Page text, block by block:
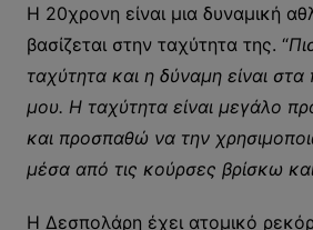
Η 20χρονη είναι μια δυναμική
βασίζεται στην ταχύτητα της. “
ταχύτητα και η δύναμη είναι
μου. Η ταχύτητα είναι μεγάλο
και προσπαθώ να την
μέσα από τις κούρσες βρίσκω
Η Δεσπολάρη έχει ατομικό